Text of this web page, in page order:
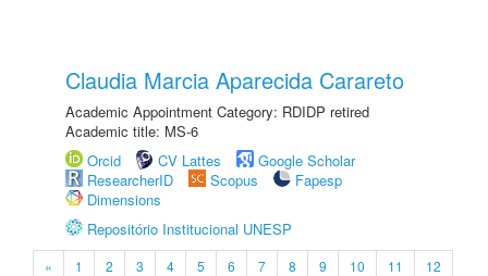
Claudia Marcia Aparecida Carareto
Academic Appointment Category: RDIDP retired
Academic title: MS-6
Orcid
CV Lattes
Google Scholar
ResearcherID
Scopus
Fapesp
Dimensions
Repositório Institucional UNESP
« 1 2 3 4 5 6 7 8 9 10 11
12